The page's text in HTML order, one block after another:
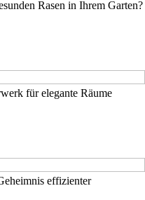
Rasen in Ihrem Garten?
für elegante Räume
effizienter